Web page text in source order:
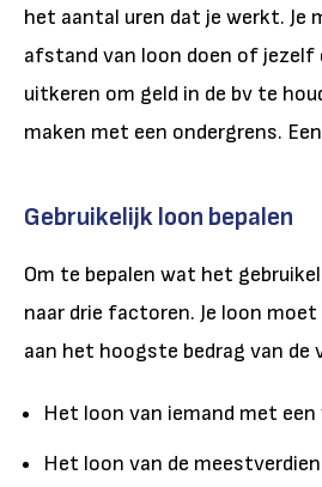
het aantal uren dat je werkt. Je
afstand van loon doen of jezelf
uitkeren om geld in de bv te
maken met een ondergrens.
Gebruikelijk loon bepalen
Om te bepalen wat het
naar drie factoren. Je loon
aan het hoogste bedrag van de
Het loon van iemand met
Het loon van de